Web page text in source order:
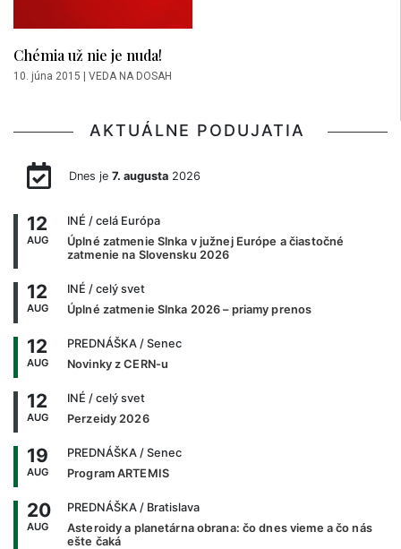
Chémia už nie je nuda!
10. júna 2015 VEDA NA DOSAH
AKTUÁLNE PODUJATIA
Dnes je 7. augusta2026
12
AUG
INÉ / celá Európa
Úplné zatmenie Slnka v južnej Európe a čiastočné
zatmenie na Slovensku 2026
12
AUG
INÉ / celý svet
Úplné zatmenie Slnka 2026 – priamy prenos
12
AUG
PREDNÁŠKA / Senec
Novinky z CERN-u
12
AUG
INÉ / celý svet
Perzeidy 2026
19
AUG
PREDNÁŠKA / Senec
Program ARTEMIS
20
AUG
PREDNÁŠKA / Bratislava
Asteroidy a planetárna obrana: čo dnes vieme a čo nás
ešte čaká